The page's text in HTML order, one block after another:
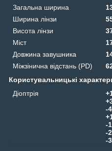
Загальна ширина
Ширина лінзи
Висота лінзи
Міст
Довжина завушника
Міжзінична відстань (PD)
Користувальницькі
Діоптрія
-
-
-
-